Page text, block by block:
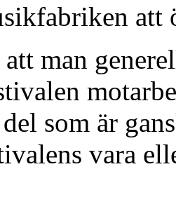
att
man
som är
vara